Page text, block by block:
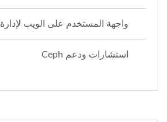
واجهة المستخدم على الويب لإدارة Ceph (مدير UVS)
استشارات ودعم Ceph